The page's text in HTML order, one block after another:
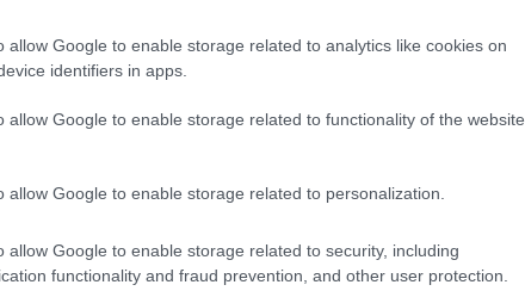
allow Google to enable storage related to analytics like cookies on
identifiers in apps.
allow Google to enable storage related to functionality of the website
allow Google to enable storage related to personalization.
allow Google to enable storage related to security, including
functionality and fraud prevention, and other user protection.
che si terranno sia in presenza che online,
primo incontro, fissato per il 12 febbraio, si
fornendo una panoramica sui criteri di
che regolano l’attività bancaria. Gli
finanziamenti adeguati alle loro esigenze,
delle loro attività.